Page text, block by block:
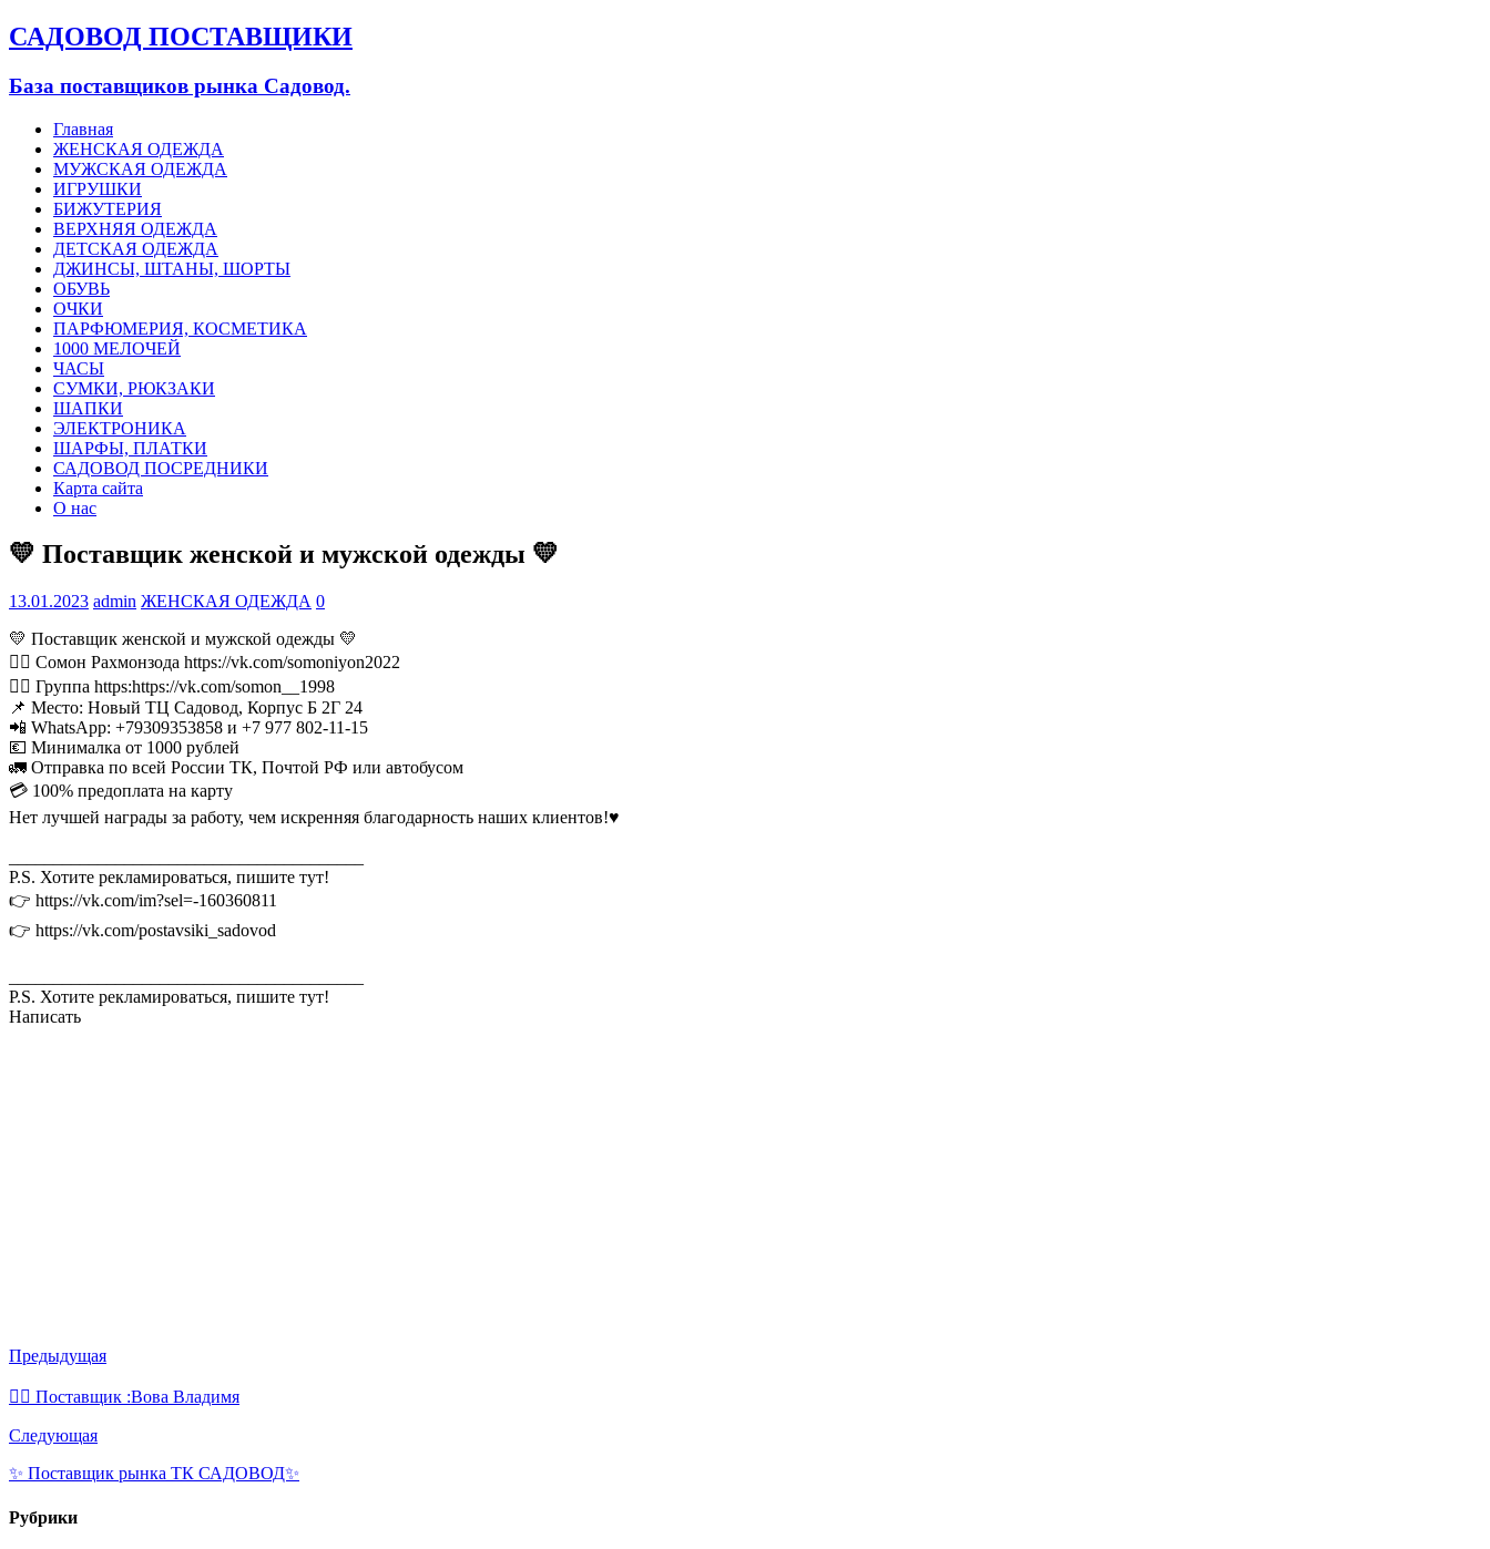
САДОВОД ПОСТАВЩИКИ
База поставщиков рынка Садовод.
Главная
ЖЕНСКАЯ ОДЕЖДА
МУЖСКАЯ ОДЕЖДА
ИГРУШКИ
БИЖУТЕРИЯ
ВЕРХНЯЯ ОДЕЖДА
ДЕТСКАЯ ОДЕЖДА
ДЖИНСЫ, ШТАНЫ, ШОРТЫ
ОБУВЬ
ОЧКИ
ПАРФЮМЕРИЯ, КОСМЕТИКА
1000 МЕЛОЧЕЙ
ЧАСЫ
СУМКИ, РЮКЗАКИ
ШАПКИ
ЭЛЕКТРОНИКА
ШАРФЫ, ПЛАТКИ
САДОВОД ПОСРЕДНИКИ
Карта сайта
О нас
💛 Поставщик женской и мужской одежды 💛
13.01.2023 admin ЖЕНСКАЯ ОДЕЖДА 0
💛 Поставщик женской и мужской одежды 💛
👉🏻 Сомон Рахмонзода https://vk.com/somoniyon2022
👉🏻 Группа https:https://vk.com/somon__1998
📌 Место: Новый ТЦ Садовод, Корпус Б 2Г 24
📲 WhatsApp: +79309353858 и +7 977 802‑11‑15
💶 Минималка от 1000 рублей
🚛 Отправка по всей России ТК, Почтой РФ или автобусом
💳 100% предоплата на карту
Нет лучшей награды за работу, чем искренняя благодарность наших клиентов!♥
P.S. Хотите рекламироваться, пишите тут!
👉 https://vk.com/im?sel=-160360811
👉 https://vk.com/postavsiki_sadovod
P.S. Хотите рекламироваться, пишите тут!
Написать
Предыдущая
💁‍♂ Поставщик :Вова Владимя
Следующая
✨ Поставщик рынка ТК САДОВОД✨
Рубрики